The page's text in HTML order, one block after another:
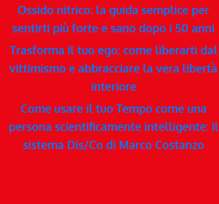
Ossido nitrico: la guida semplice per
sentirti più forte e sano dopo i 50 anni
Trasforma il tuo ego: come liberarti dal
vittimismo e abbracciare la vera libertà
interiore
Come usare il tuo Tempo come una
persona scientificamente intelligente: il
sistema Dis/Co di Marco Costanzo